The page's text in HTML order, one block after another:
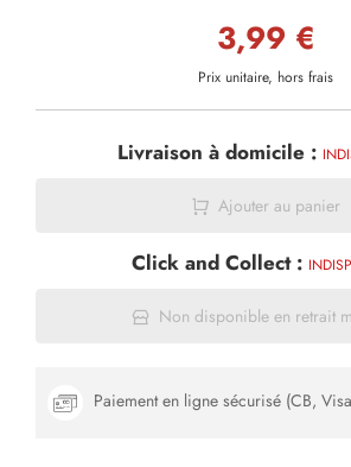
3,99 €
Prix unitaire, hors frais
Livraison à domicile :
Ajouter au panier
Click and Collect :
Non disponible en retrait
Paiement en ligne sécurisé (CB,